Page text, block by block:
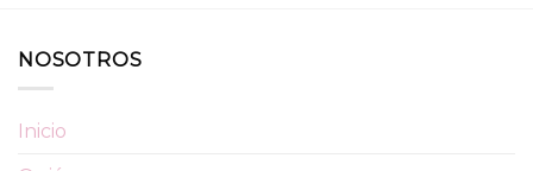
Las
NOSOTROS
Inicio